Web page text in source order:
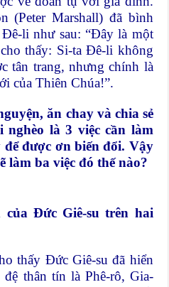
(Peter Marshall) đã bình
li như sau: “Đây là một
thấy: Si-ta Đê-li không
tân trang, nhưng chính là
của Thiên Chúa!”.
ăn chay và chia sẻ
nghèo là 3 việc cần làm
được ơn biến đổi. Vậy
làm ba việc đó thế nào?
Đức Giê-su trên hai
thấy Đức Giê-su đã hiển
thân tín là Phê-rô, Gia-